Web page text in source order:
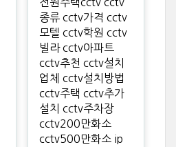
종류 cctv가격 cctv
모텔 cctv학원 cctv
빌라 cctv아파트
cctv추천 cctv설치
업체 cctv설치방법
cctv주택 cctv추가
설치 cctv주차장
cctv200만화소
cctv500만화소 ip